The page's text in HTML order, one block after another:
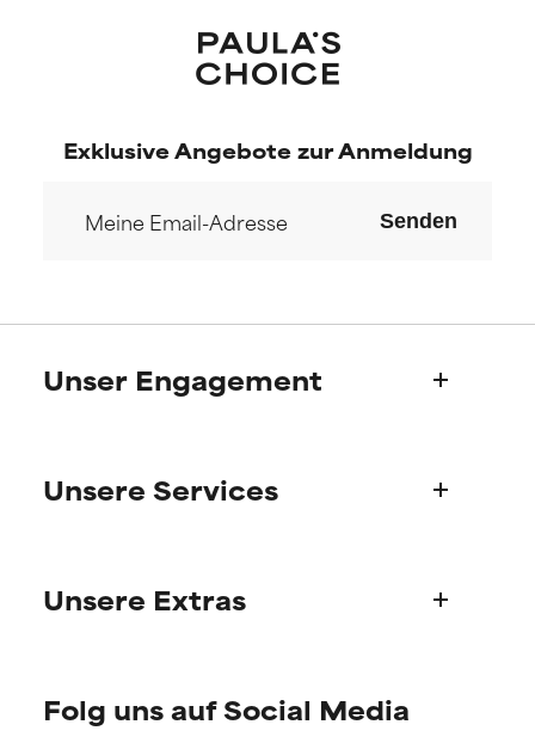
Exklusive Angebote zur Anmeldung
Senden
Unser Engagement
Paulas Geschichte
Unsere Services
FAQ
Internationale Domänen
Unsere Extras
Persönliche Hautberatung
Folg uns auf Social Media